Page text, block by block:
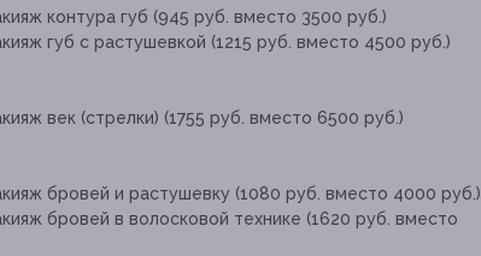
контура губ (945 руб. вместо 3500 руб.)
губ с растушевкой (1215 руб. вместо 4500 руб.)
век (стрелки) (1755 руб. вместо 6500 руб.)
бровей и растушевку (1080 руб. вместо 4000 руб.)
бровей в волосковой технике (1620 руб. вместо